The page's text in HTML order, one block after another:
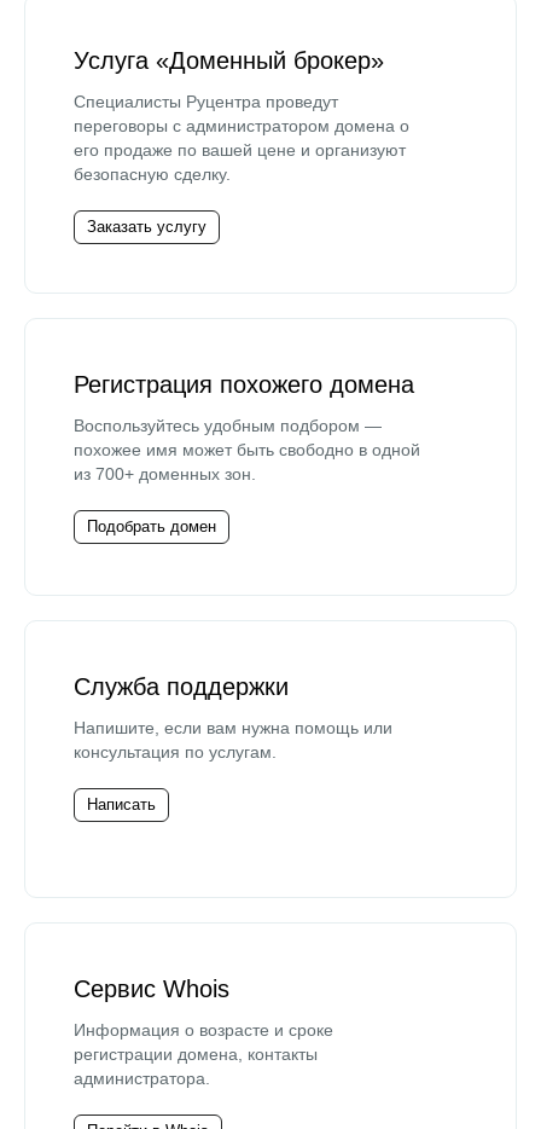
Услуга «Доменный брокер»
Специалисты Руцентра проведут
переговоры с администратором домена о
его продаже по вашей цене и организуют
безопасную сделку.
Заказать услугу
Регистрация похожего домена
Воспользуйтесь удобным подбором —
похожее имя может быть свободно в одной
из 700+ доменных зон.
Подобрать домен
Служба поддержки
Напишите, если вам нужна помощь или
консультация по услугам.
Написать
Сервис Whois
Информация о возрасте и сроке
регистрации домена, контакты
администратора.